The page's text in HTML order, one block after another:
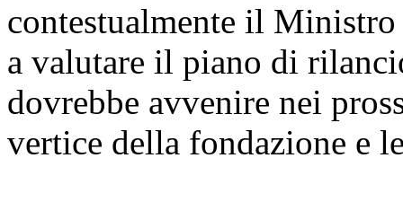
contestualmente il
a valutare il piano di
dovrebbe avvenire nei
vertice della fondazione e